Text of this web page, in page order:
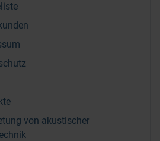
von akustischer